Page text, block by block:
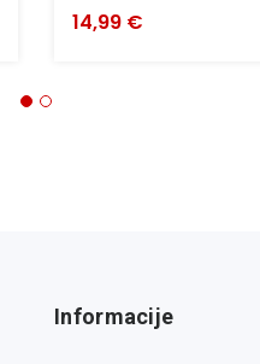
14,99 €
Informacije